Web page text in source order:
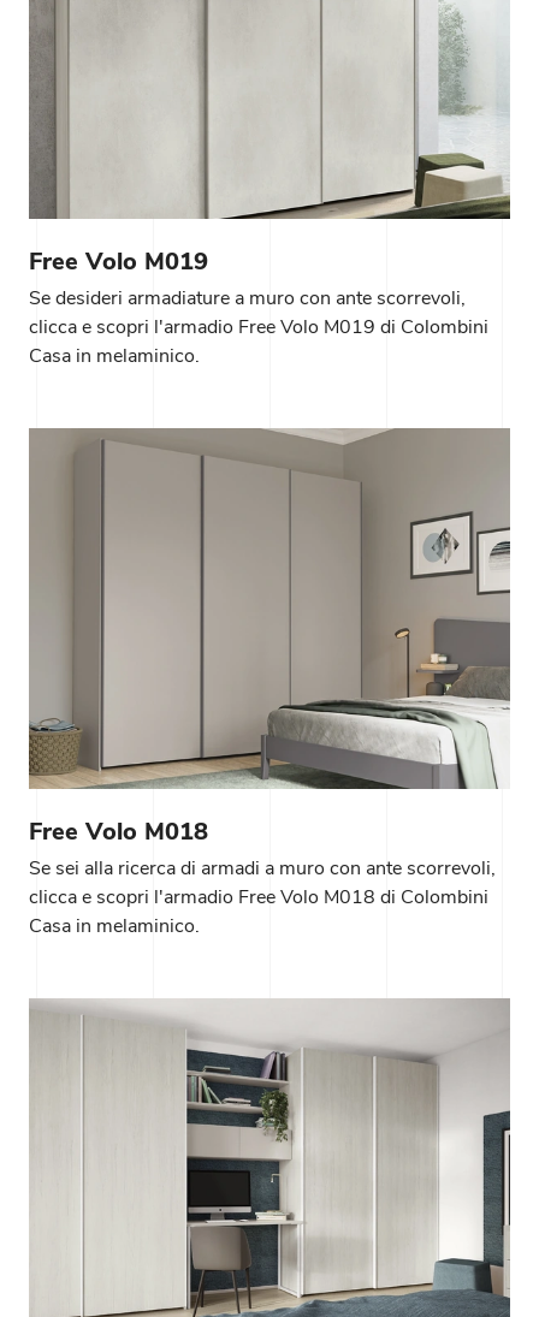
Free Volo M019
Se desideri armadiature a muro con ante scorrevoli,
clicca e scopri l'armadio Free Volo M019 di Colombini
Casa in melaminico.
Free Volo M018
Se sei alla ricerca di armadi a muro con ante scorrevoli,
clicca e scopri l'armadio Free Volo M018 di Colombini
Casa in melaminico.